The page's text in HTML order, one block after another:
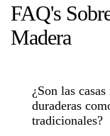
FAQ's
Madera
¿Son las
duraderas
tradicionales?